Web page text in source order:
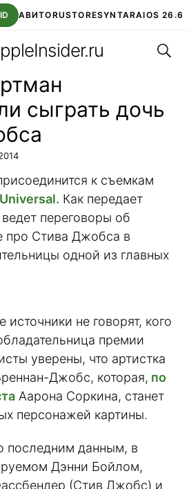
АВИТОRUSTORESYNTARAIOS 26.6
ROBLOXВТБ ОНЛАЙН
сыграть дочь
к съемкам
Universal. Как передает
переговоры об
про Стива Джобса в
одной из главных
источники не говорят, кого
премии
уверены, что артистка
Джобс, которая, по
Аарона Соркина, станет
персонажей картины.
последним данным, в
Дэнни Бойлом,
(Стив Джобс) и